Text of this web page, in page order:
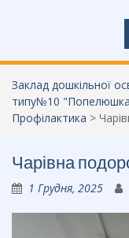
Заклад дошкільної
типу№10 "Попелюшка"
Профілактика >
Чарівна
1 Грудня, 2025